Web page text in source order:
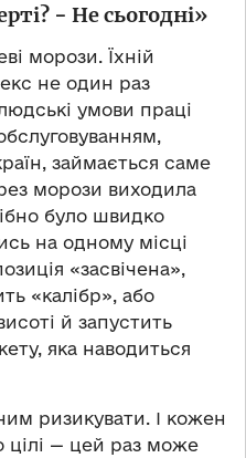
− Не сьогодні»
морози. Їхній
не один раз
умови праці
займається саме
морози виходила
було швидко
на одному місці
«засвічена»,
«калібр», або
й запустить
яка наводиться
ризикувати. І кожен
— цей раз може